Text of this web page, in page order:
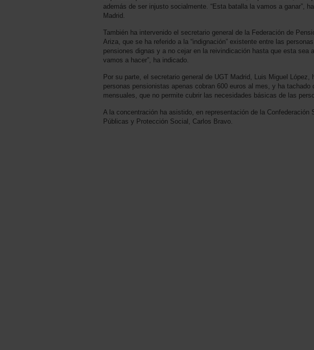
además de ser injusto socialmente. “Esta batalla la vamos a ganar”,
Madrid.
También ha intervenido el secretario general de la Federación de
Ariza, que se ha referido a la “indignación” existente entre las
pensiones dignas y a no cejar en la reivindicación hasta que esta sea
vamos a hacer”, ha indicado.
Por su parte, el secretario general de UGT Madrid, Luis Miguel López,
personas pensionistas apenas cobran 600 euros al mes, y ha tachado
mensuales, que no permite cubrir las necesidades básicas de las
A la concentración ha asistido, en representación de la
Públicas y Protección Social, Carlos Bravo.